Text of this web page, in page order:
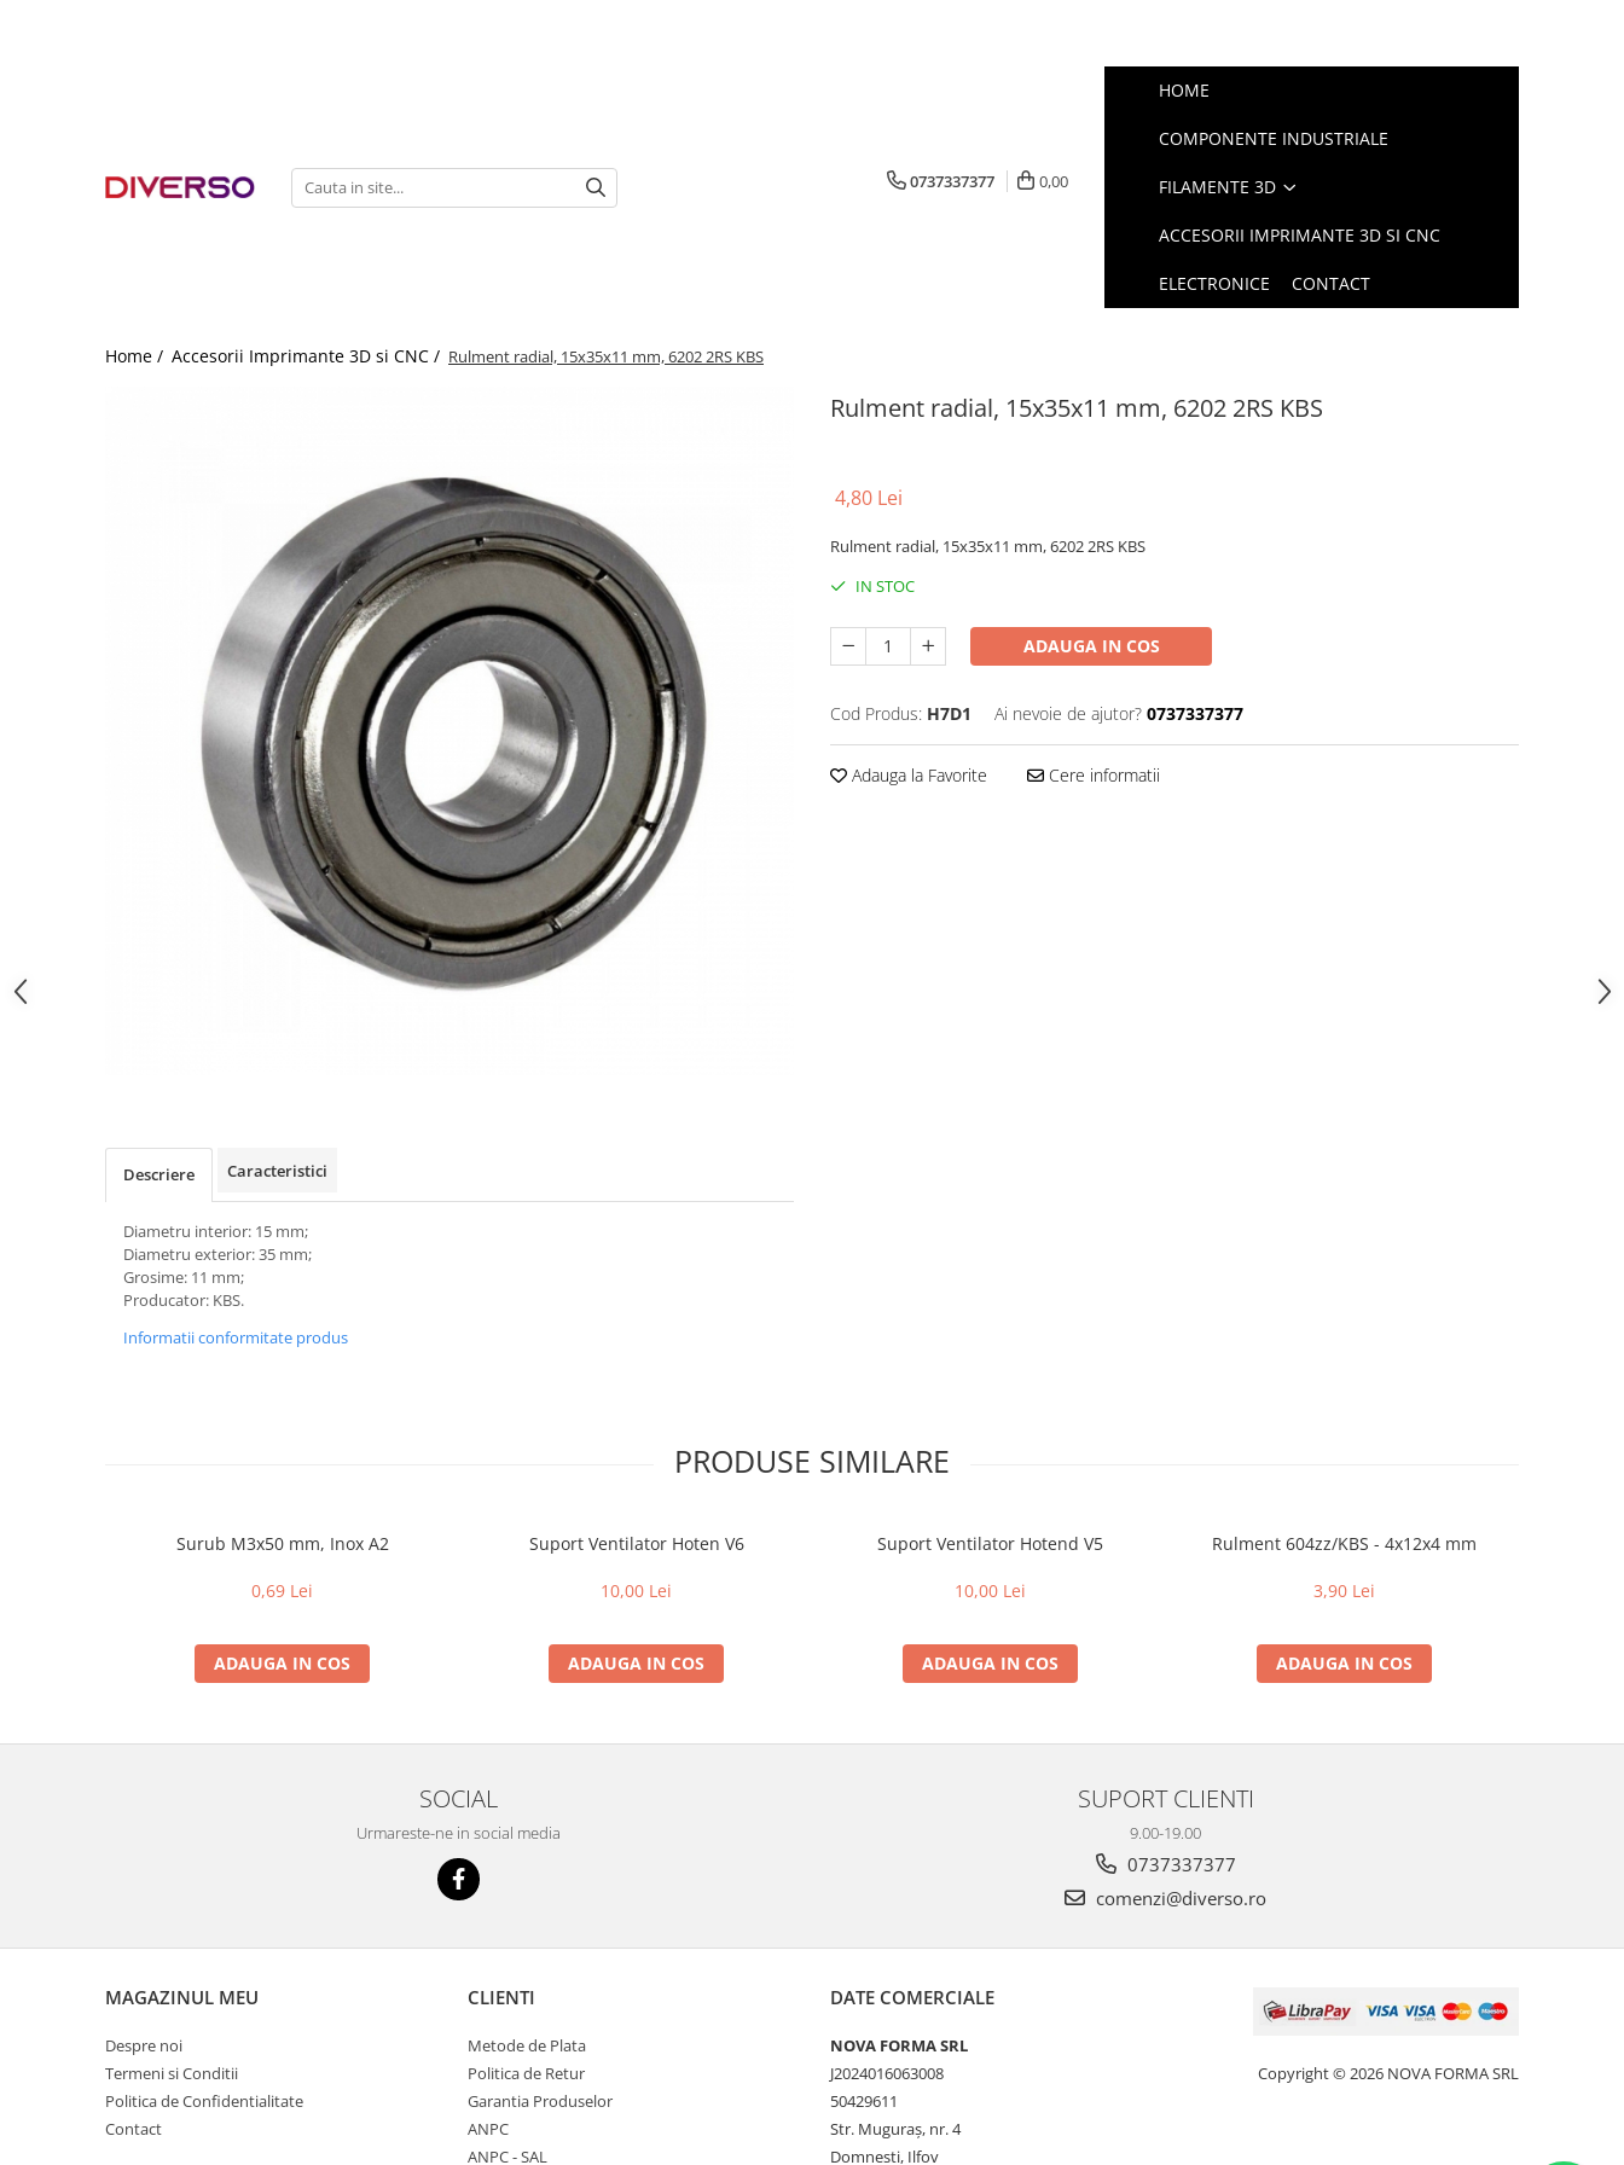
0737337377 0,00
HOME
COMPONENTE INDUSTRIALE
FILAMENTE 3D
ACCESORII IMPRIMANTE 3D SI CNC
ELECTRONICE CONTACT
Home / Accesorii Imprimante 3D si CNC / Rulment radial, 15x35x11 mm, 6202 2RS KBS
Rulment radial, 15x35x11 mm, 6202 2RS KBS
4,80 Lei
Rulment radial, 15x35x11 mm, 6202 2RS KBS
IN STOC
ADAUGA IN COS
Cod Produs: H7D1 Ai nevoie de ajutor? 0737337377
Adauga la Favorite Cere informatii
Descriere Caracteristici
Diametru interior: 15 mm;
Diametru exterior: 35 mm;
Grosime: 11 mm;
Producator: KBS.
Informatii conformitate produs
PRODUSE SIMILARE
Surub M3x50 mm, Inox A2
0,69 Lei
ADAUGA IN COS
Suport Ventilator Hoten V6
10,00 Lei
ADAUGA IN COS
Suport Ventilator Hotend V5
10,00 Lei
ADAUGA IN COS
Rulment 604zz/KBS - 4x12x4 mm
3,90 Lei
ADAUGA IN COS
SOCIAL
Urmareste-ne in social media
SUPORT CLIENTI
9.00-19.00
0737337377
comenzi@diverso.ro
MAGAZINUL MEU
Despre noi
Termeni si Conditii
Politica de Confidentialitate
Contact
CLIENTI
Metode de Plata
Politica de Retur
Garantia Produselor
ANPC
ANPC - SAL
DATE COMERCIALE
NOVA FORMA SRL
J2024016063008
50429611
Str. Muguraș, nr. 4
Domnesti, Ilfov
Copyright © 2026 NOVA FORMA SRL